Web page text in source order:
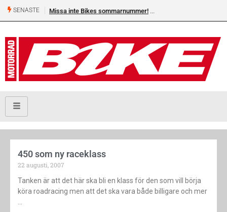
SENASTE Missa inte Bikes sommarnummer!
450 som ny raceklass
22 augusti, 2007
Tanken är att det här ska bli en klass för den som vill börja
köra roadracing men att det ska vara både billigare och mer